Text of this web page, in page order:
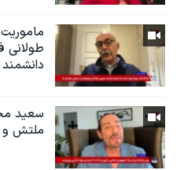
طولانی
سعید
ملتش و